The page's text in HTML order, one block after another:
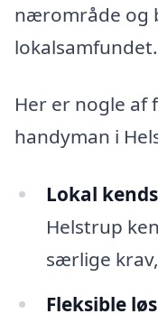
nærområde og
lokalsamfundet.
Her er nogle af
handyman i
Lokal
Helstrup
særlige
Fleksible